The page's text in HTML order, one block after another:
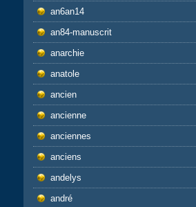
an6an14
an84-manuscrit
anarchie
anatole
ancien
ancienne
anciennes
anciens
andelys
andré